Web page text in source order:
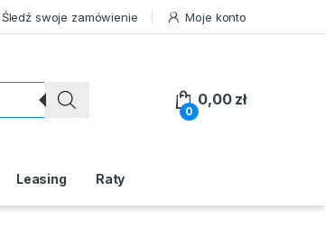
Śledź swoje zamówienie Moje konto
0
0,00 zł
Leasing Raty